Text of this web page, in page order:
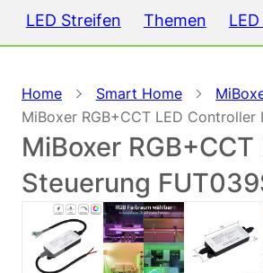
LED Streifen Themen
Home Smart Home
MiBoxer RGB+CCT LED
MiBoxer
Steuerung